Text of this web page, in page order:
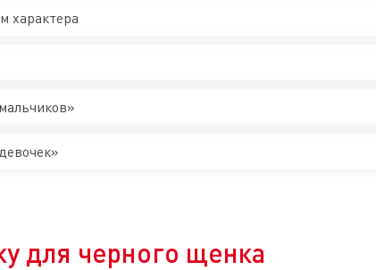
характера
для черного щенка